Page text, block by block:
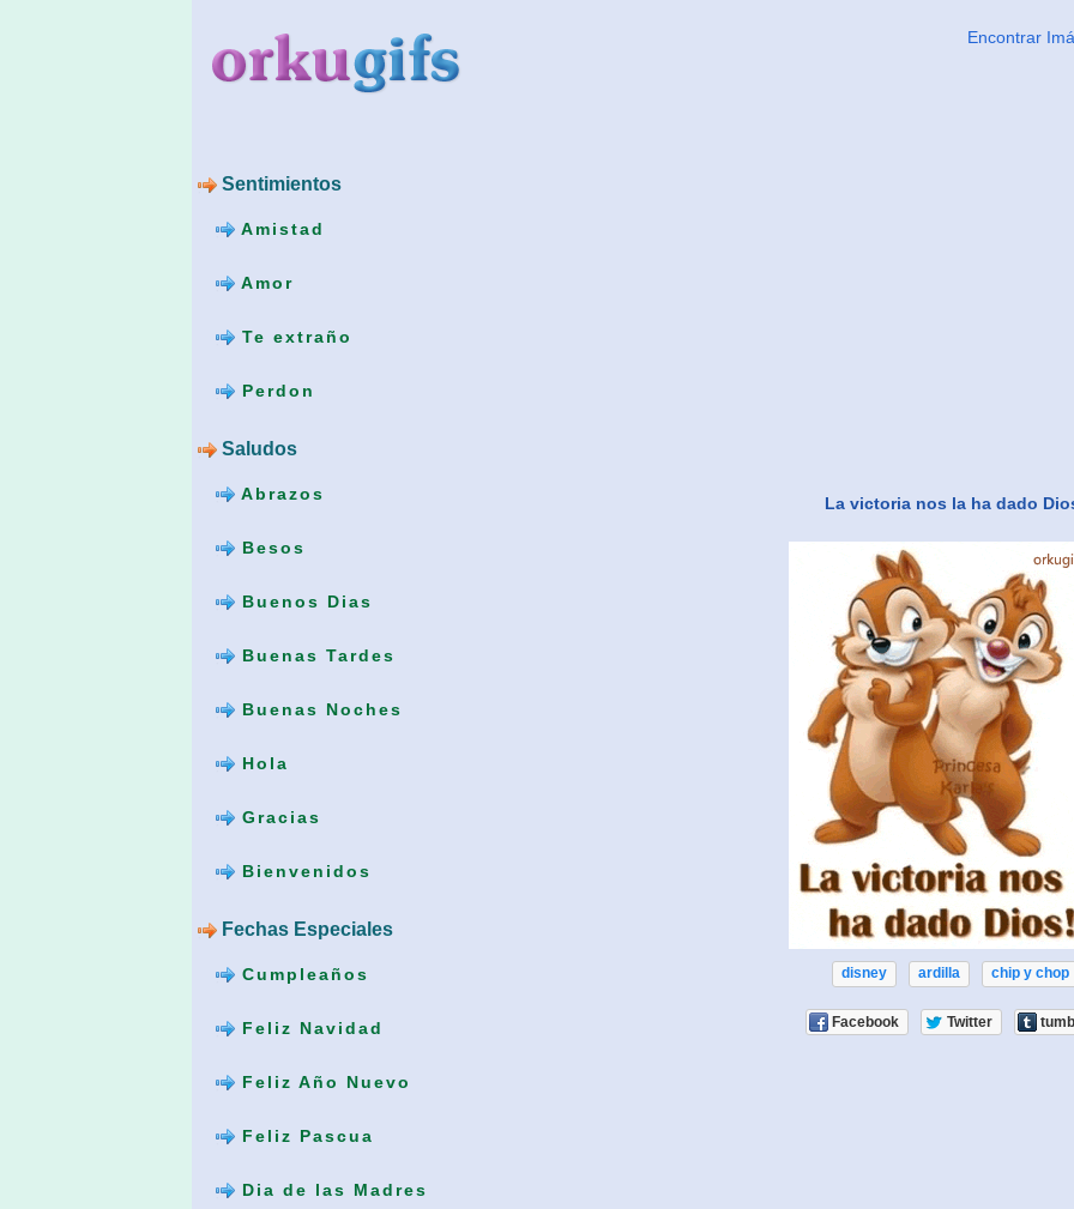
Sentimientos
Amistad
Amor
Te extraño
Perdon
Saludos
Abrazos
Besos
Buenos Dias
Buenas Tardes
Buenas Noches
Hola
Gracias
Bienvenidos
Fechas Especiales
Cumpleaños
Feliz Navidad
Feliz Año Nuevo
Feliz Pascua
Dia de las Madres
Encontrar
La victoria nos la ha dado
disney ardilla chip y chop
Facebook Twitter